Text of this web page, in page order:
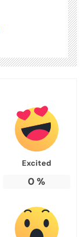
Excited
0%